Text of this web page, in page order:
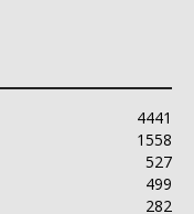
4441
1558
527
499
282